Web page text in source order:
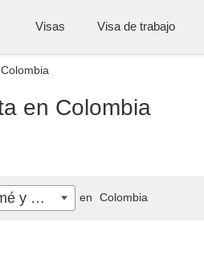
Visas Visa de trabajo
en Colombia
Santo Tomé y Príncipe en Colombia